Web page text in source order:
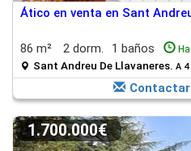
Ático en venta en Sant
86 m² 2 dorm. 1 baños
Sant Andreu De Llavaneres. A 4
Contactar
1.700.000€